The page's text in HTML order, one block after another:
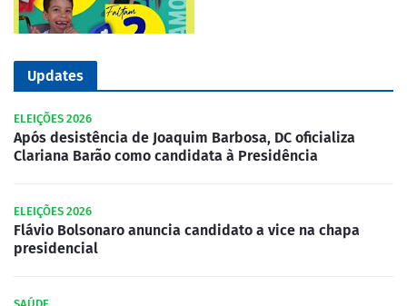
Updates
ELEIÇÕES 2026
Após desistência de Joaquim Barbosa, DC oficializa
Clariana Barão como candidata à Presidência
ELEIÇÕES 2026
Flávio Bolsonaro anuncia candidato a vice na chapa
presidencial